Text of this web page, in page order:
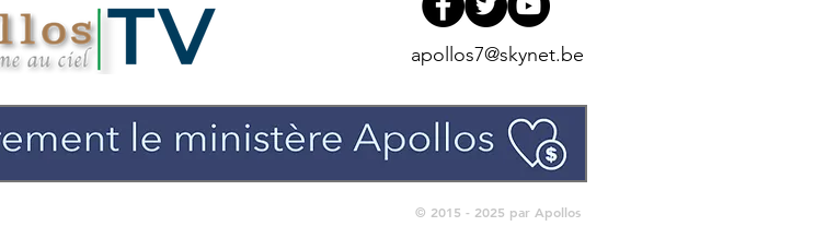
apollos7@skynet.be
© 2015 - 2025 par Apollos